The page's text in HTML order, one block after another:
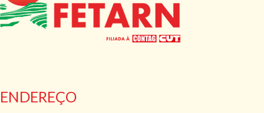
ENDEREÇO